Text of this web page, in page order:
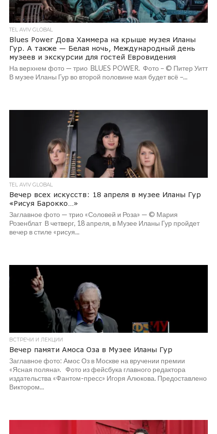
TEL AVIV GLOBAL
Blues Power Дова Хаммера на крыше музея Иланы
Гур. А также — Белая ночь, Международный день
музеев и экскурсии для гостей Евровидения
На верхнем фото — трио BLUES POWER. Фото – © Питер Уитт
В музее Иланы Гур во второй половине мая будет всё –...
TEL AVIV GLOBAL
Вечер всех искусств: 18 апреля в музее Иланы Гур
«Рисуя Барокко…»
Заглавное фото — трио «Соловей и Роза» — © Мария
Розенблат В четверг, 18 апреля, в Музее Иланы Гур пройдет
вечер в стиле «рисуя...
ВСТРЕЧИ И ЛЕКЦИИ
Вечер памяти Амоса Оза в Музее Иланы Гур
Заглавное фото: Амос Оз в Москве на вручении премии
«Ясная поляна». Фото из фейсбука главного редактора
издательства «Фантом-пресс» Игоря Алюкова. Предоставлено
Виктором...